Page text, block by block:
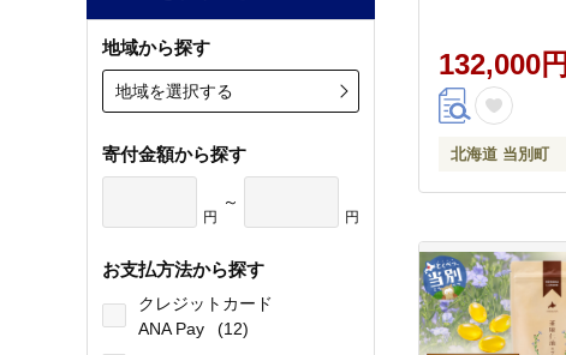
地域から探す
地域を選択する
寄付金額から探す
円
～
円
お支払方法から探す
クレジットカード
ANA Pay
(12)
132,000円
北海道 当別町